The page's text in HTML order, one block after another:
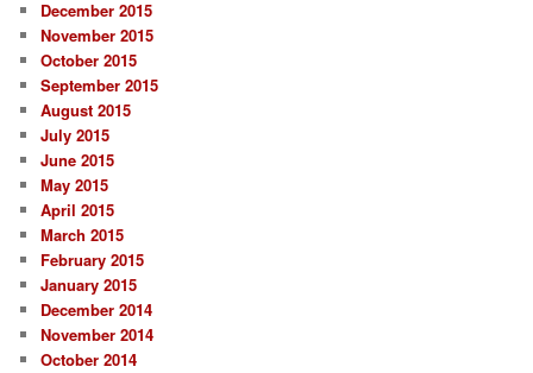
December 2015
November 2015
October 2015
September 2015
August 2015
July 2015
June 2015
May 2015
April 2015
March 2015
February 2015
January 2015
December 2014
November 2014
October 2014